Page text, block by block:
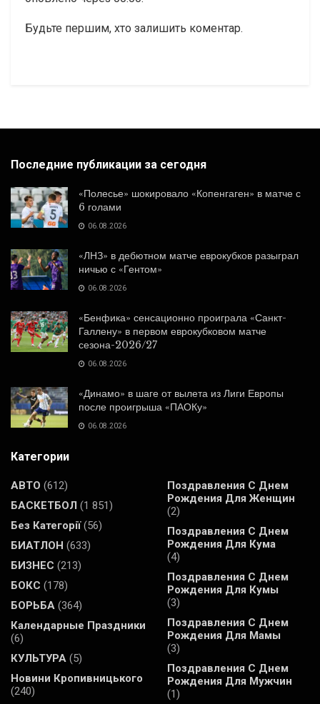
Будьте першим, хто залишить коментар.
Последние публикации за сегодня
«Полесье» шокировало «Копенгаген» в матче с
6 голами
06.08.2026
«ЛНЗ» в дебютном матче еврокубков разыграл
ничью с «Гентом»
06.08.2026
«Бенфика» сенсационно проиграла «Санкт-
Галлену» в первом еврокубковом матче
сезона-2026/27
06.08.2026
«Динамо» в шаге от вылета из Лиги Европы
после проигрыша «ПАОКу»
06.08.2026
Категории
АВТО (612)
БАСКЕТБОЛ (1 851)
Без Категорії(56)
БИАТЛОН (633)
БИЗНЕС (213)
БОКС (178)
БОРЬБА (364)
Календарные Праздники
(6)
КУЛЬТУРА (5)
Новини Кропивницького
(240)
Поздравления С Днем
Рождения Для Женщин
(2)
Поздравления С Днем
Рождения Для Кума
(4)
Поздравления С Днем
Рождения Для Кумы
(3)
Поздравления С Днем
Рождения Для Мамы
(3)
Поздравления С Днем
Рождения Для Мужчин
(1)